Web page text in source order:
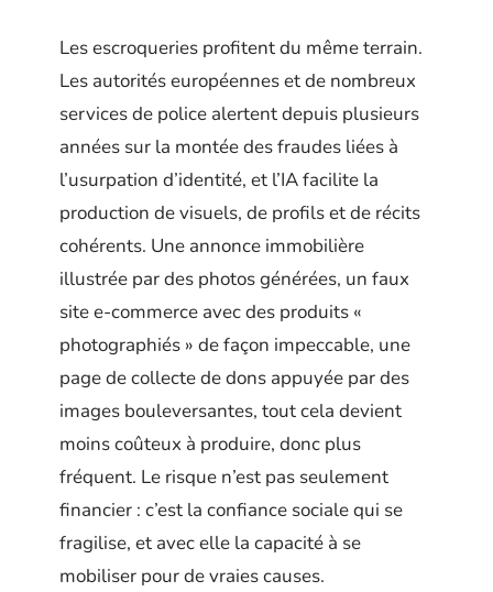
Les escroqueries profitent du même terrain.
Les autorités européennes et de nombreux
services de police alertent depuis plusieurs
années sur la montée des fraudes liées à
l’usurpation d’identité, et l’IA facilite la
production de visuels, de profils et de récits
cohérents. Une annonce immobilière
illustrée par des photos générées, un faux
site e-commerce avec des produits «
photographiés » de façon impeccable, une
page de collecte de dons appuyée par des
images bouleversantes, tout cela devient
moins coûteux à produire, donc plus
fréquent. Le risque n’est pas seulement
financier : c’est la confiance sociale qui se
fragilise, et avec elle la capacité à se
mobiliser pour de vraies causes.